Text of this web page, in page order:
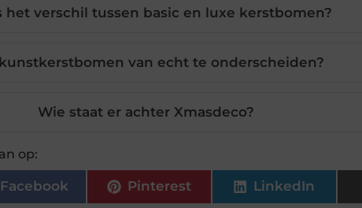
het verschil tussen basic en luxe kerstbomen?
van echt te onderscheiden?
Wie staat er achter Xmasdeco?
op:
Facebook Pinterest LinkedIn